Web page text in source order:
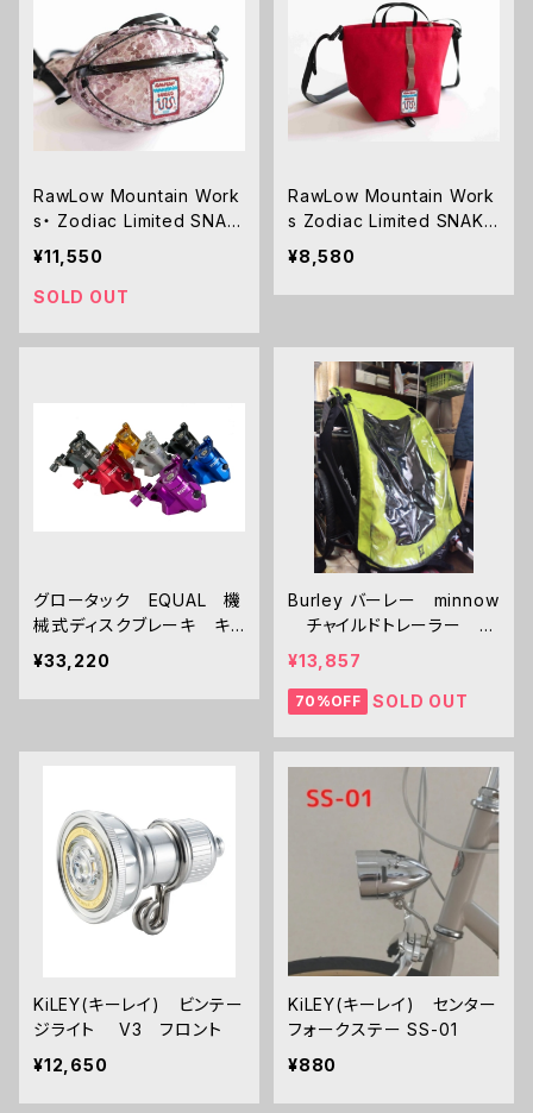
RawLow Mountain Work
s・ Zodiac Limited SNAK
¥11,550
SOLD OUT
RawLow Mountain Work
s Zodiac Limited SNAKE
TABITIBI(タビチビ）トート
¥8,580
グロータック EQUAL 機
械式ディスクブレーキ キャ
リパー（フラットマウント）
¥33,220
Burley バーレー minnow
チャイルドトレーラー
試乗車
¥13,857
70%OFF SOLD OUT
KiLEY(キーレイ) ビンテー
ジライト V3 フロント
¥12,650
KiLEY(キーレイ) センター
フォークステー SS-01
¥880